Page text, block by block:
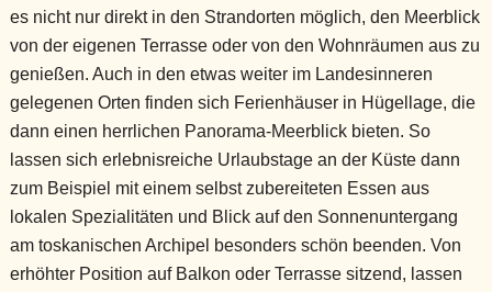
es nicht nur direkt in den Strandorten möglich, den Meerblick
von der eigenen Terrasse oder von den Wohnräumen aus zu
genießen. Auch in den etwas weiter im Landesinneren
gelegenen Orten finden sich Ferienhäuser in Hügellage, die
dann einen herrlichen Panorama-Meerblick bieten. So
lassen sich erlebnisreiche Urlaubstage an der Küste dann
zum Beispiel mit einem selbst zubereiteten Essen aus
lokalen Spezialitäten und Blick auf den Sonnenuntergang
am toskanischen Archipel besonders schön beenden. Von
erhöhter Position auf Balkon oder Terrasse sitzend, lassen